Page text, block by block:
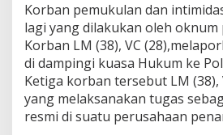
O
E
H
A
D
M
I
N
Korban pemukulan dan
lagi yang dilakukan oleh oknum
Korban LM (38), VC
di dampingi kuasa Hukum ke
Ketiga korban tersebut LM (38),
yang melaksanakan tugas
resmi di suatu perusahaan